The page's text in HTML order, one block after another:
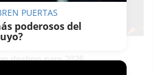
destino para 2026
PUERTAS
poderosos del